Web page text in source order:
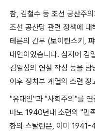
참, 김철수 등 조선 공산주의
조선 공산당 관련 정책에
테른의 간부 (보이틴스키 ,
대인이었습니다. 심지어 김
김일성의 연설 작성 등을
이후 정치부 계열의 소련
"유대인"과 "사회주의 "를 연
마도 1940년대 소련의 "민
향의 스탈린은, 이미 1941-